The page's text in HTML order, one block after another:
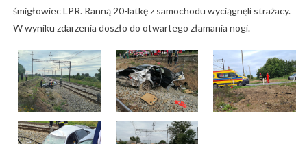
śmigłowiec LPR. Ranną 20-latkę z samochodu wyciągnęli strażacy.
W wyniku zdarzenia doszło do otwartego złamania nogi.